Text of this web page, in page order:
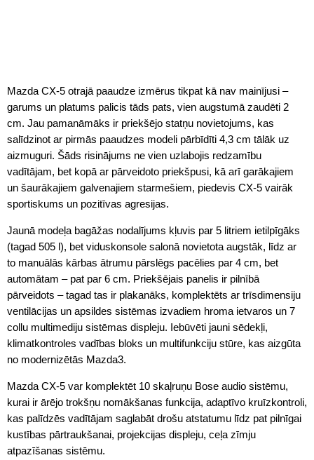
Mazda CX-5 otrajā paaudze izmērus tikpat kā nav mainījusi –
garums un platums palicis tāds pats, vien augstumā zaudēti 2
cm. Jau pamanāmāks ir priekšējo statņu novietojums, kas
salīdzinot ar pirmās paaudzes modeli pārbīdīti 4,3 cm tālāk uz
aizmuguri. Šāds risinājums ne vien uzlabojis redzamību
vadītājam, bet kopā ar pārveidoto priekšpusi, kā arī garākajiem
un šaurākajiem galvenajiem starmešiem, piedevis CX-5 vairāk
sportiskums un pozitīvas agresijas.
Jaunā modeļa bagāžas nodalījums kļuvis par 5 litriem ietilpīgāks
(tagad 505 l), bet viduskonsole salonā novietota augstāk, līdz ar
to manuālās kārbas ātrumu pārslēgs pacēlies par 4 cm, bet
automātam – pat par 6 cm. Priekšējais panelis ir pilnībā
pārveidots – tagad tas ir plakanāks, komplektēts ar trīsdimensiju
ventilācijas un apsildes sistēmas izvadiem hroma ietvaros un 7
collu multimediju sistēmas displeju. Iebūvēti jauni sēdekļi,
klimatkontroles vadības bloks un multifunkciju stūre, kas aizgūta
no modernizētās Mazda3.
Mazda CX-5 var komplektēt 10 skaļruņu Bose audio sistēmu,
kurai ir ārējo trokšņu nomākšanas funkcija, adaptīvo kruīzkontroli,
kas palīdzēs vadītājam saglabāt drošu atstatumu līdz pat pilnīgai
kustības pārtraukšanai, projekcijas displeju, ceļa zīmju
atpazīšanas sistēmu.